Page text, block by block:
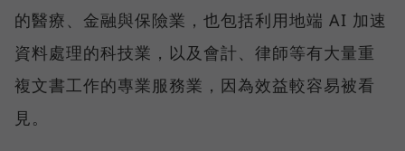
的醫療、金融與保險業，也包括利用地端 AI 加速
資料處理的科技業，以及會計、律師等有大量重
複文書工作的專業服務業，因為效益較容易被看
見。